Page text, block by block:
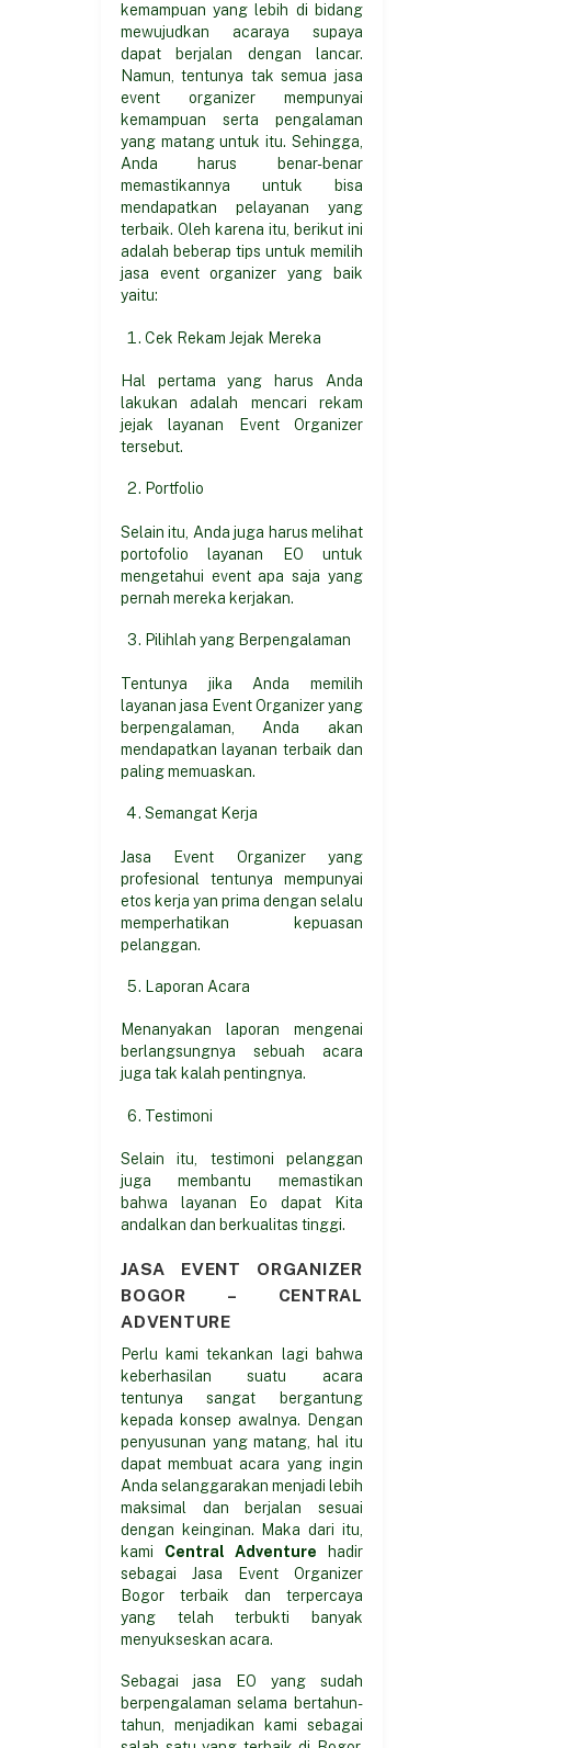
kemampuan yang lebih di bidang
mewujudkan acaraya supaya
dapat berjalan dengan lancar.
Namun, tentunya tak semua jasa
event organizer mempunyai
kemampuan serta pengalaman
yang matang untuk itu. Sehingga,
Anda harus benar-benar
memastikannya untuk bisa
mendapatkan pelayanan yang
terbaik. Oleh karena itu, berikut ini
adalah beberap tips untuk memilih
jasa event organizer yang baik
yaitu:
Cek Rekam Jejak Mereka
Hal pertama yang harus Anda
lakukan adalah mencari rekam
jejak layanan Event Organizer
tersebut.
Portfolio
Selain itu, Anda juga harus melihat
portofolio layanan EO untuk
mengetahui event apa saja yang
pernah mereka kerjakan.
Pilihlah yang Berpengalaman
Tentunya jika Anda memilih
layanan jasa Event Organizer yang
berpengalaman, Anda akan
mendapatkan layanan terbaik dan
paling memuaskan.
Semangat Kerja
Jasa Event Organizer yang
profesional tentunya mempunyai
etos kerja yan prima dengan selalu
memperhatikan kepuasan
pelanggan.
Laporan Acara
Menanyakan laporan mengenai
berlangsungnya sebuah acara
juga tak kalah pentingnya.
Testimoni
Selain itu, testimoni pelanggan
juga membantu memastikan
bahwa layanan Eo dapat Kita
andalkan dan berkualitas tinggi.
JASA EVENT ORGANIZER
BOGOR – CENTRAL
ADVENTURE
Perlu kami tekankan lagi bahwa
keberhasilan suatu acara
tentunya sangat bergantung
kepada konsep awalnya. Dengan
penyusunan yang matang, hal itu
dapat membuat acara yang ingin
Anda selanggarakan menjadi lebih
maksimal dan berjalan sesuai
dengan keinginan. Maka dari itu,
kami Central Adventure
hadir
sebagai Jasa Event Organizer
Bogor terbaik dan terpercaya
yang telah terbukti banyak
menyukseskan acara.
Sebagai jasa EO yang sudah
berpengalaman selama bertahun-
tahun, menjadikan kami sebagai